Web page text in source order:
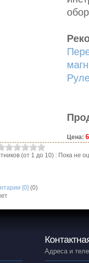
Цена:
(от 1 до 10) : Пока не
[0] (0)
Адреса и